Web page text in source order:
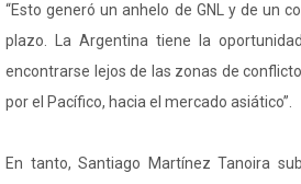
“Esto generó un anhelo de GNL y de un
plazo. La Argentina tiene la
encontrarse lejos de las zonas de
por el Pacífico, hacia el mercado asiático”.
En tanto, Santiago Martínez Tanoira